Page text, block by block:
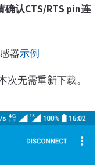
确认CTS/RTS pin连
器示例
次无需重新下载。